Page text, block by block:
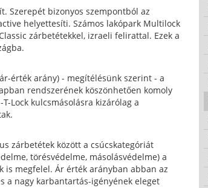
Szerepét bizonyos szempontból az
helyettesíti. Számos lakópark Multilock
zárbetétekkel, izraeli felirattal. Ezek a
érték arány) - megítélésünk szerint - a
rendszerének köszönhetően komoly
Lock kulcsmásolásra kizárólag a
zárbetétek között a csúcskategóriát
törésvédelme, másolásvédelme) a
is megfelel. Ár érték arányban abban az
a nagy karbantartás-igényének eleget